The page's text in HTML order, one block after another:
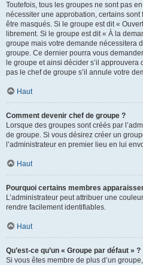
Toutefois, tous les groupes ne sont pas
nécessiter une approbation, certains sont
être masqués. Si le groupe est dit «
librement. Si le groupe est dit « À la
groupe mais votre demande nécessitera
groupe. Ce dernier pourra vous
le groupe et ainsi décider s’il
pas le chef de groupe s’il annule votre
Haut
Comment devenir chef de groupe ?
Lorsque des groupes sont créés par
de groupe. Si vous désirez créer un
l’administrateur en premier lieu en lui
Haut
Pourquoi certains membres
L’administrateur peut attribuer une
rendre facilement identifiables.
Haut
Qu’est-ce qu’un « Groupe par défaut » ?
Si vous êtes membre de plus d’un